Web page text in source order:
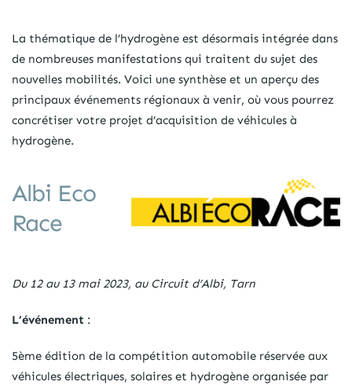
La thématique de l’hydrogène est désormais intégrée dans
de nombreuses manifestations qui traitent du sujet des
nouvelles mobilités. Voici une synthèse et un aperçu des
principaux événements régionaux à venir, où vous pourrez
concrétiser votre projet d’acquisition de véhicules à
hydrogène.
Albi Eco
Race
Du 12 au 13 mai 2023, au Circuit d’Albi, Tarn
L’événement :
5ème édition de la compétition automobile réservée aux
véhicules électriques, solaires et hydrogène organisée par